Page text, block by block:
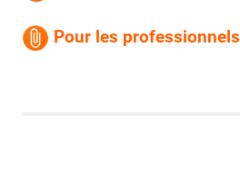
Pour les professionnels